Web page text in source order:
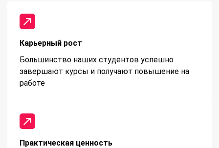
Карьерный рост
Большинство наших студентов успешно
завершают курсы и получают повышение на
работе
Практическая ценность